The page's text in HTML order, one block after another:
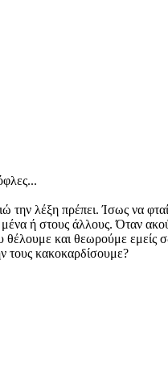
την λέξη πρέπει. Ίσως να
μένα ή στους άλλους. Όταν
θέλουμε και θεωρούμε εμείς
τους κακοκαρδίσουμε?